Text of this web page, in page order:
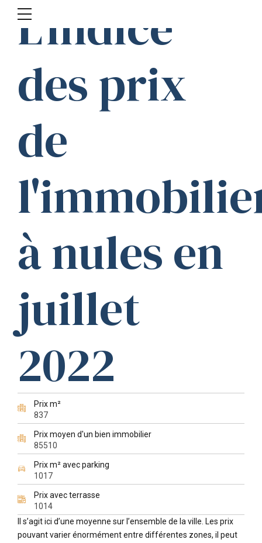
L'indice
des prix
de
à nules en
juillet
2022
Prix m²
837
Prix moyen d'un bien immobilier
85510
Prix m² avec parking
1017
Prix avec terrasse
1014
Il s’agit ici d’une moyenne sur l’ensemble de la ville. Les prix
pouvant varier énormément entre différentes zones, il peut